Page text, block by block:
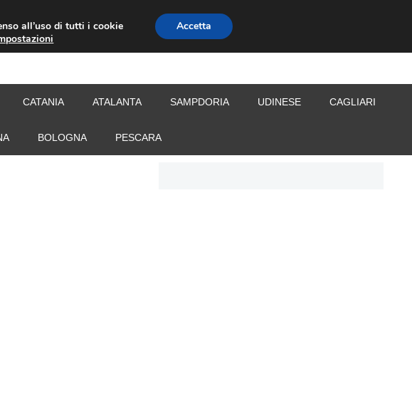
CALCIOMERCATO
CATANIA ATALANTA SAMPDORIA UDINESE CAGLIARI
BOLOGNA PESCARA
all’uso di tutti i cookie
Accetta